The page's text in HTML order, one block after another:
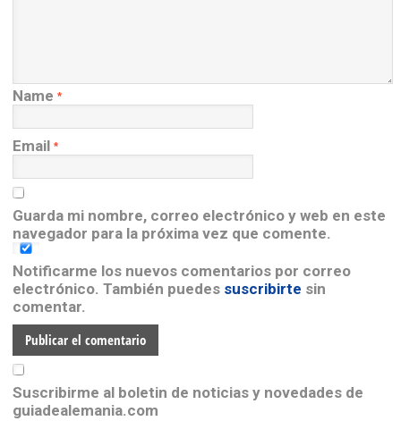
Name *
Email *
Guarda mi nombre, correo electrónico y web en este
navegador para la próxima vez que comente.
Notificarme los nuevos comentarios por correo
electrónico. También puedes suscribirte sin
comentar.
Suscribirme al boletin de noticias y novedades de
guiadealemania.com